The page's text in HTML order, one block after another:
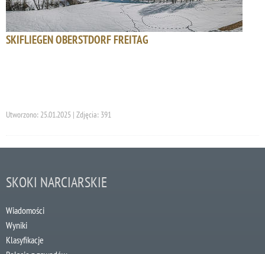
SKIFLIEGEN OBERSTDORF FREITAG
Utworzono: 25.01.2025 | Zdjęcia: 391
SKOKI NARCIARSKIE
Wiadomości
Wyniki
Klasyfikacje